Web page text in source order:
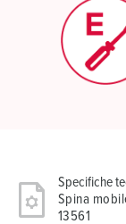
Specifiche
Spina
13561